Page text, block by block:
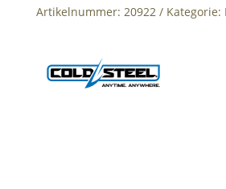
Artikelnummer: 20922 Kategorie: